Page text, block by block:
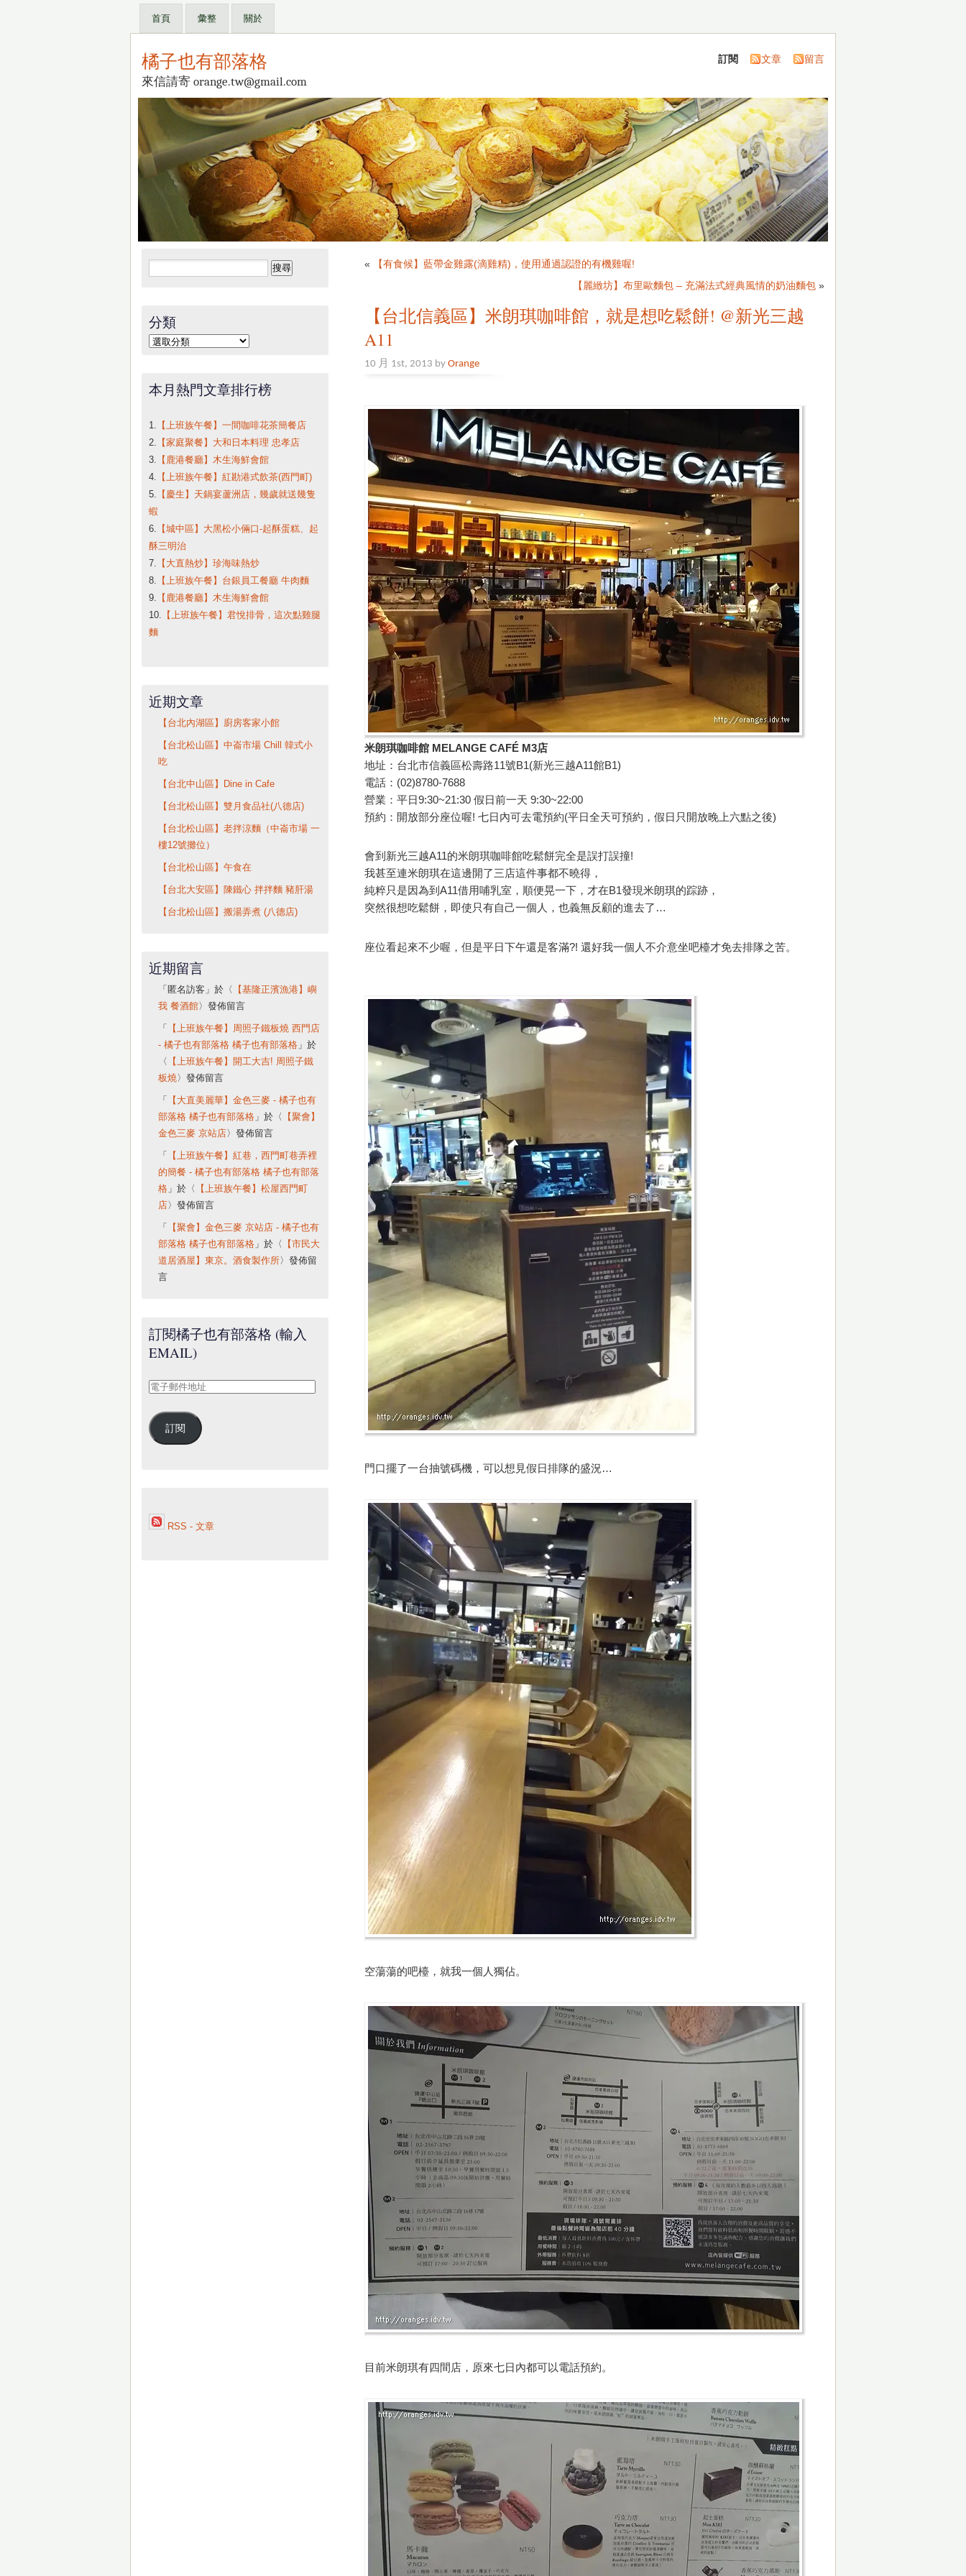
首頁 彙整 關於
橘子也有部落格
來信請寄 orange.tw@gmail.com
訂閱 文章 留言
«
【有食候】藍帶金雞露(滴雞精)，使用通過認證的有機雞喔!
【麗緻坊】布里歐麵包 – 充滿法式經典風情的奶油麵包 »
【台北信義區】米朗琪咖啡館，就是想吃鬆餅! @新光三越
A11
10 月 1st, 2013 byOrange
米朗琪咖啡館 MELANGE CAFÉ M3店
地址：台北市信義區松壽路11號B1(新光三越A11館B1)
電話：(02)8780-7688
營業：平日9:30~21:30 假日前一天 9:30~22:00
預約：開放部分座位喔! 七日內可去電預約(平日全天可預約，假日只開放晚上六點之後)
會到新光三越A11的米朗琪咖啡館吃鬆餅完全是誤打誤撞!
我甚至連米朗琪在這邊開了三店這件事都不曉得，
純粹只是因為到A11借用哺乳室，順便晃一下，才在B1發現米朗琪的踪跡，
突然很想吃鬆餅，即使只有自己一個人，也義無反顧的進去了…
座位看起來不少喔，但是平日下午還是客滿?! 還好我一個人不介意坐吧檯才免去排隊之苦。
門口擺了一台抽號碼機，可以想見假日排隊的盛況…
空蕩蕩的吧檯，就我一個人獨佔。
目前米朗琪有四間店，原來七日內都可以電話預約。
搜
尋
字:
分類
分
本月熱門文章排行榜
1. 【上班族午餐】一間咖啡花茶簡餐店
2. 【家庭聚餐】大和日本料理 忠孝店
3. 【鹿港餐廳】木生海鮮會館
4. 【上班族午餐】紅勘港式飲茶(西門町)
5. 【慶生】天鍋宴蘆洲店，幾歲就送幾隻
蝦
6. 【城中區】大黑松小倆口-起酥蛋糕、起
酥三明治
7. 【大直熱炒】珍海味熱炒
8. 【上班族午餐】台銀員工餐廳 牛肉麵
9. 【鹿港餐廳】木生海鮮會館
10. 【上班族午餐】君悅排骨，這次點雞腿
麵
近期文章
【台北內湖區】廚房客家小館
【台北松山區】中崙市場 Chill 韓式小
吃
【台北中山區】Dine in Cafe
【台北松山區】雙月食品社(八德店)
【台北松山區】老拌涼麵（中崙市場 一
樓12號攤位）
【台北松山區】午食在
【台北大安區】陳鐵心 拌拌麵 豬肝湯
【台北松山區】搬湯弄煮 (八德店)
近期留言
「 匿名訪客 」於〈
【基隆正濱漁港】嶼
我 餐酒館〉發佈留言
「
【上班族午餐】周照子鐵板燒 西門店
- 橘子也有部落格 橘子也有部落格」於
〈
【上班族午餐】開工大吉! 周照子鐵
板燒〉發佈留言
「
【大直美麗華】金色三麥 - 橘子也有
部落格 橘子也有部落格」於〈
【聚會】
金色三麥 京站店 〉發佈留言
「
【上班族午餐】紅巷，西門町巷弄裡
的簡餐 - 橘子也有部落格 橘子也有部落
格」於〈
【上班族午餐】松屋西門町
店 〉發佈留言
「
【聚會】金色三麥 京站店 - 橘子也有
部落格 橘子也有部落格」於〈
【市民大
道居酒屋】東京。酒食製作所〉發佈留
言
訂閱橘子也有部落格 (輸入
EMAIL)
電
郵
件
訂閱
RSS - 文章